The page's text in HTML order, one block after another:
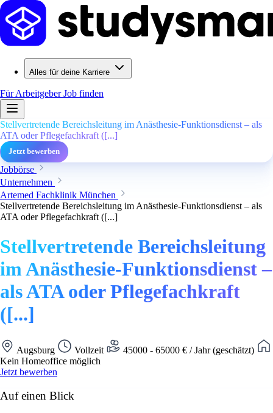
Alles für deine Karriere
Für ArbeitgeberJob finden
Stellvertretende Bereichsleitung im Anästhesie-Funktionsdienst – als
ATA oder Pflegefachkraft ([...]
Jetzt bewerben
Jobbörse
Unternehmen
Artemed Fachklinik München
Stellvertretende Bereichsleitung im Anästhesie-Funktionsdienst – als
ATA oder Pflegefachkraft ([...]
Stellvertretende Bereichsleitung
im Anästhesie-Funktionsdienst –
als ATA oder Pflegefachkraft
([...]
Augsburg Vollzeit
45000 - 65000 € / Jahr (geschätzt)
Kein Homeoffice möglich
Jetzt bewerben
Auf einen Blick